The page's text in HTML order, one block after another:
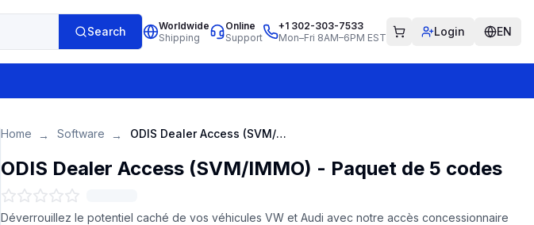
Search
Worldwide
Shipping
Online
Support
+1 302-303-7533
Mon–Fri 8AM–6PM EST
Login EN
Home → Software → ODIS Dealer Access (SVM/IMMO) - Paquet de 5 codes
ODIS Dealer Access (SVM/IMMO) - Paquet de 5 codes
Déverrouillez le potentiel caché de vos véhicules VW et Audi avec notre accès concessionnaire